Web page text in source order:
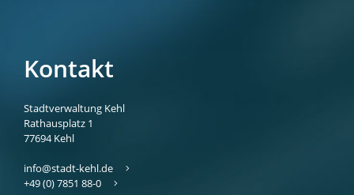
Kontakt
Stadtverwaltung Kehl
Rathausplatz 1
77694 Kehl
info@stadt-kehl.de
+49 (0) 7851 88-0